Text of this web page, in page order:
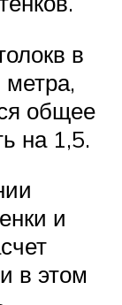
в
общее
на 1,5.
и
в этом